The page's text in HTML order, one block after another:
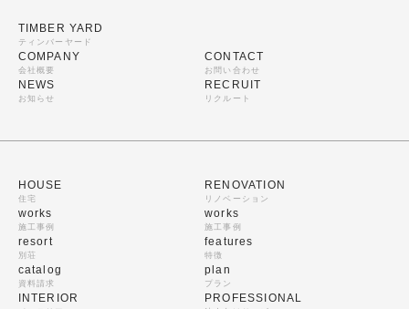
TIMBER YARD
ティンバーヤード
COMPANY
会社概要
NEWS
お知らせ
CONTACT
お問い合わせ
RECRUIT
リクルート
HOUSE
住宅
works
施工事例
resort
別荘
catalog
資料請求
RENOVATION
リノベーション
works
施工事例
features
特徴
plan
プラン
INTERIOR PROFESSIONAL